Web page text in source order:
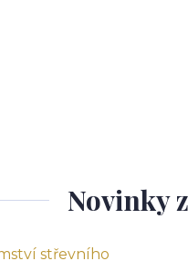
Novinky